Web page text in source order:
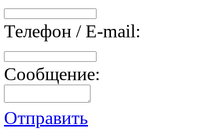
Телефон / E-mail:
Сообщение:
Отправить